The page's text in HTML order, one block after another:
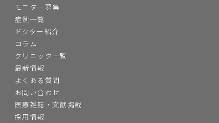
モニター募集
症例一覧
ドクター紹介
コラム
クリニック一覧
最新情報
よくある質問
お問い合わせ
医療雑誌・文献掲載
採用情報